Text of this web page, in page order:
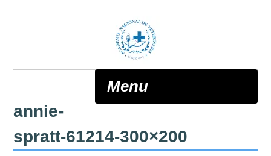
Menu
ANV
annie-
spratt-61214-300×200